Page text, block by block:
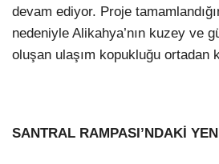
devam ediyor. Proje
nedeniyle Alikahya’nın kuzey ve
oluşan ulaşım kopukluğu ortadan
SANTRAL RAMPASI’NDAKİ